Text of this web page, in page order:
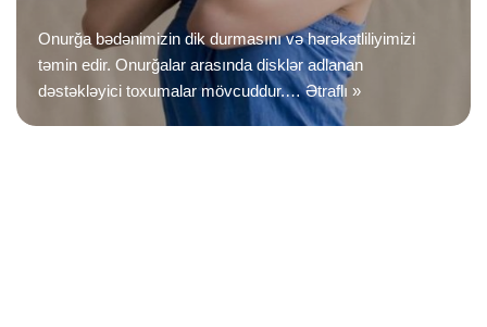
Onurğa bədənimizin dik durmasını və hərəkətliliyimizi
təmin edir. Onurğalar arasında disklər adlanan
dəstəkləyici toxumalar mövcuddur.…Ətraflı »